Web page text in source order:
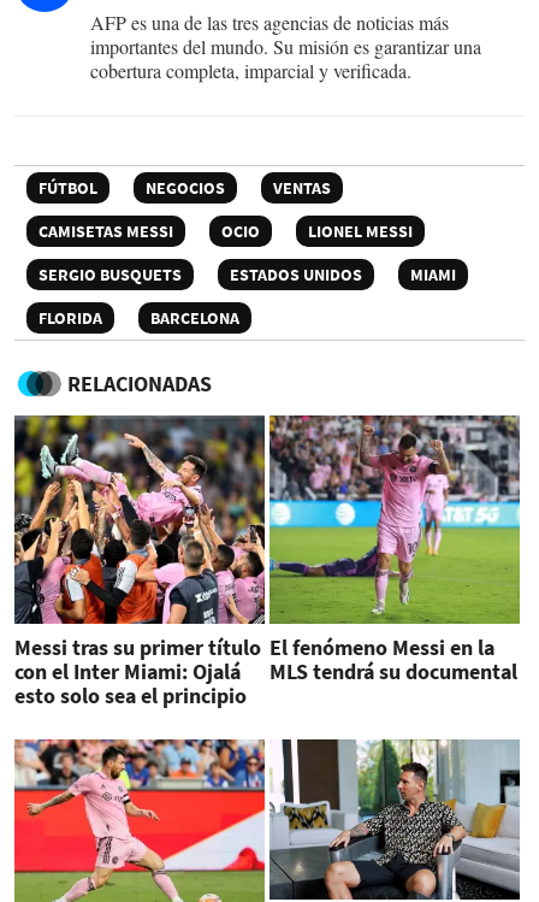
AFP es una de las tres agencias de noticias más
importantes del mundo. Su misión es garantizar una
cobertura completa, imparcial y verificada.
FÚTBOL NEGOCIOS
VENTAS
CAMISETAS MESSI
OCIO
LIONEL MESSI
SERGIO BUSQUETS
ESTADOS UNIDOS
MIAMI
FLORIDA
BARCELONA
RELACIONADAS
Messi tras su primer título
con el Inter Miami: Ojalá
esto solo sea el principio
El fenómeno Messi en la
MLS tendrá su documental